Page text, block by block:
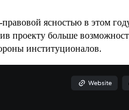
ясностью в этом
проекту больше
институционалов.